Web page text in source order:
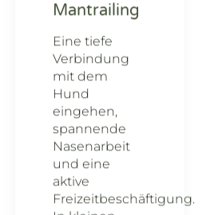
Mantrailing
Eine tiefe
Verbindung
mit dem
Hund
eingehen,
spannende
Nasenarbeit
und eine
aktive
Freizeitbeschäftigung.